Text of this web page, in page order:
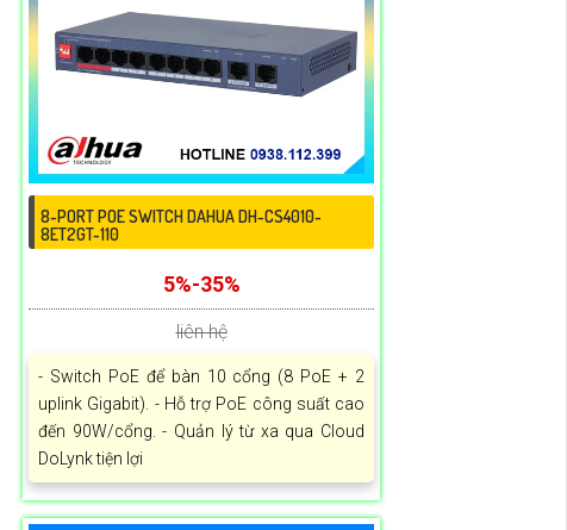
8-PORT POE SWITCH DAHUA DH-CS4010-
8ET2GT-110
5%-35%
liên hệ
- Switch PoE để bàn 10 cổng (8 PoE + 2
uplink Gigabit). - Hỗ trợ PoE công suất cao
đến 90W/cổng. - Quản lý từ xa qua Cloud
DoLynk tiện lợi